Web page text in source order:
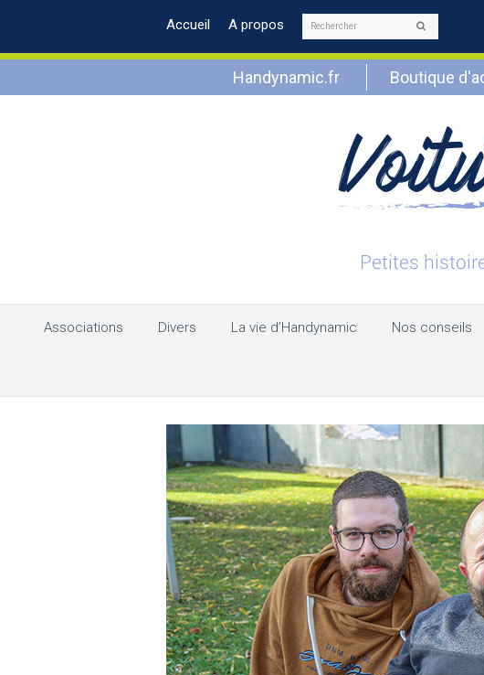
Accueil A propos Rechercher
Handynamic.fr Boutique
Associations Divers La vie d’Handynamic Nos conseils